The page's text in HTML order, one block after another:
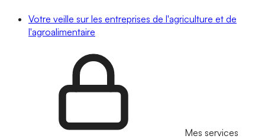
Votre veille sur les entreprises de l'agriculture et de
l'agroalimentaire
Mes services